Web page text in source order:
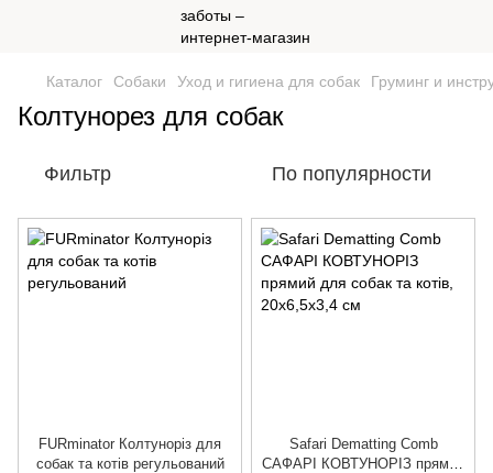
Каталог Собаки Уход и гигиена для собак Груминг и
Колтунорез для собак
Фильтр По популярности
FURminator Колтуноріз для
собак та котів регульований
Safari Dematting Comb
САФАРІ КОВТУНОРІЗ прямий